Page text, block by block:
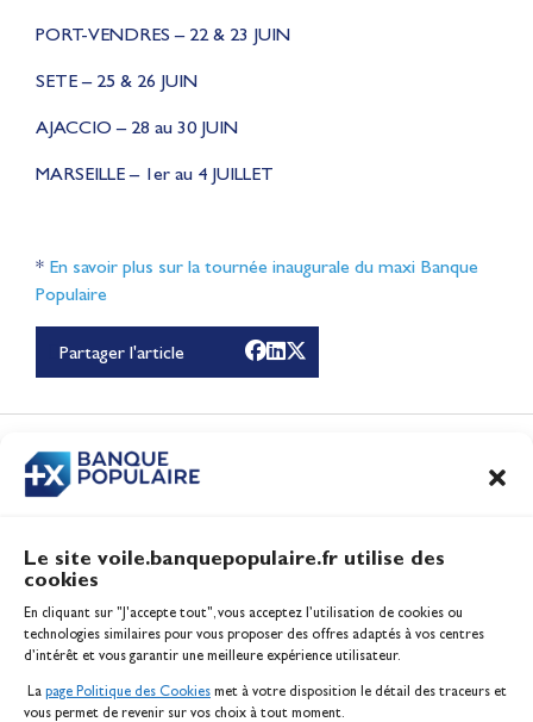
Le site voile.banquepopulaire.fr utilise des
cookies
En cliquant sur "J'accepte tout", vous acceptez l’utilisation de cookies ou
technologies similaires pour vous proposer des offres adaptés à vos centres
d’intérêt et vous garantir une meilleure expérience utilisateur.
La page Politique des Cookies met à votre disposition le détail des traceurs et
vous permet de revenir sur vos choix à tout moment.
PORT-VENDRES – 22 & 23 JUIN
SETE – 25 & 26 JUIN
AJACCIO – 28 au 30 JUIN
MARSEILLE – 1er au 4 JUILLET
* En savoir plus sur la tournée inaugurale du maxi Banque
Populaire
Partager l'article
CONTENUS
Le récap de Juin 2026
Inscription serveur média
Contact
Politique des cookies